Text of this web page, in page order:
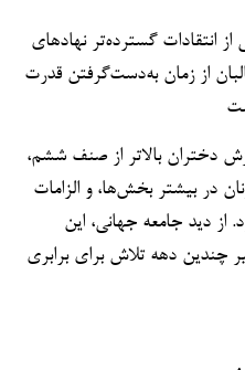
انتقادات گسترده‌تر نهادهای
از زمان به‌دست‌گرفتن قدرت
دختران بالاتر از صنف ششم،
در بیشتر بخش‌ها، و الزامات
دید جامعه جهانی، این
دهه تلاش برای برابری